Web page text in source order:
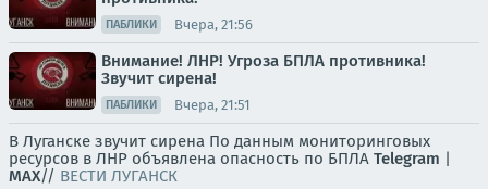
ПАБЛИКИ Вчера, 21:56
Внимание! ЛНР! Угроза БПЛА противника!
Звучит сирена!
ПАБЛИКИ Вчера, 21:51
В Луганске звучит сирена По данным мониторинговых
ресурсов в ЛНР объявлена опасность по БПЛА Telegram |
MAX// ВЕСТИ ЛУГАНСК